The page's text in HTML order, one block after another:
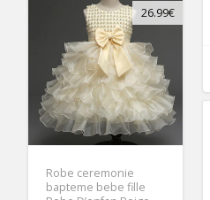
26.99€
Robe ceremonie
bapteme bebe fille